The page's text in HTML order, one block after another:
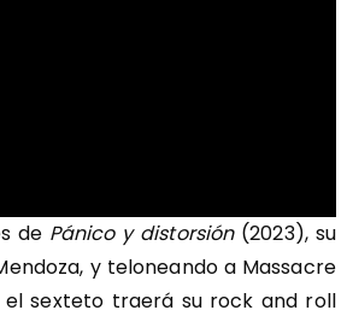
de Pánico y distorsión (2023), su
y teloneando a Massacre
el sexteto traerá su rock and roll